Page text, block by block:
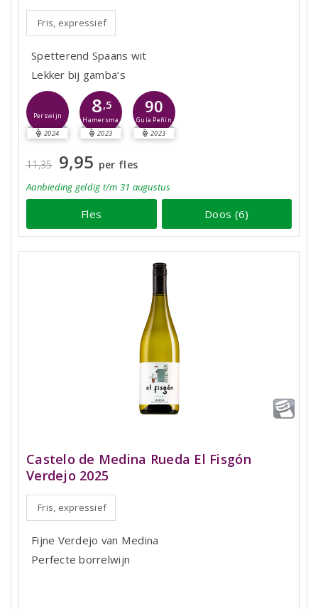
Fris, expressief
Spetterend Spaans wit
Lekker bij gamba’s
Perswijn
2024
8,5
Hamersma
2023
90
Guía Peñín
2023
11,35 9,95 per fles
Aanbieding geldig t/m 31 augustus
Fles Doos (6)
Castelo de Medina Rueda El Fisgón
Verdejo 2025
Fris, expressief
Fijne Verdejo van Medina
Perfecte borrelwijn